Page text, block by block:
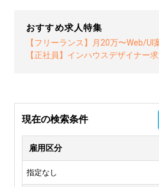
おすすめ求人特集
【フリーランス】月20万〜Web/UI
【正社員】インハウスデザイナー
現在の検索条件
雇用区分
指定なし